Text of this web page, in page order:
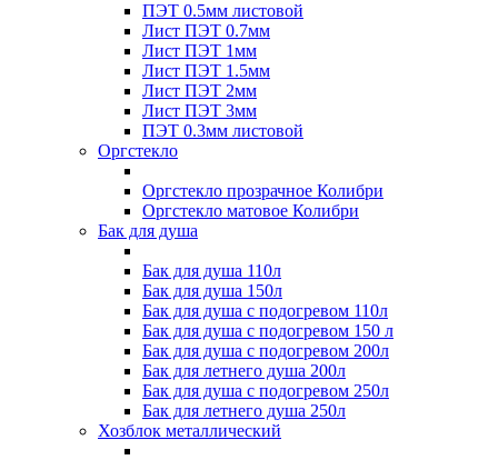
ПЭТ 0.5мм листовой
Лист ПЭТ 0.7мм
Лист ПЭТ 1мм
Лист ПЭТ 1.5мм
Лист ПЭТ 2мм
Лист ПЭТ 3мм
ПЭТ 0.3мм листовой
Оргстекло
Оргстекло прозрачное Колибри
Оргстекло матовое Колибри
Бак для душа
Бак для душа 110л
Бак для душа 150л
Бак для душа с подогревом 110л
Бак для душа с подогревом 150 л
Бак для душа с подогревом 200л
Бак для летнего душа 200л
Бак для душа с подогревом 250л
Бак для летнего душа 250л
Хозблок металлический